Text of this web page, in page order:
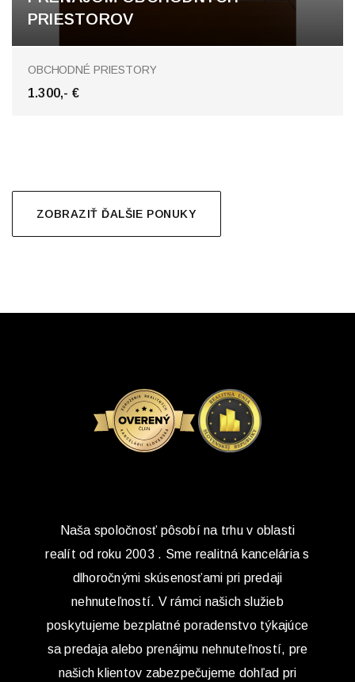
PRIESTOROV
Nové Zámky
OBCHODNÉ PRIESTORY
1.300,- €
ZOBRAZIŤ ĎALŠIE PONUKY
Naša spoločnosť pôsobí na trhu v oblasti
realít od roku 2003 . Sme realitná kancelária s
dlhoročnými skúsenosťami pri predaji
nehnuteľností. V rámci našich služieb
poskytujeme bezplatné poradenstvo týkajúce
sa predaja alebo prenájmu nehnuteľností, pre
našich klientov zabezpečujeme dohľad pri